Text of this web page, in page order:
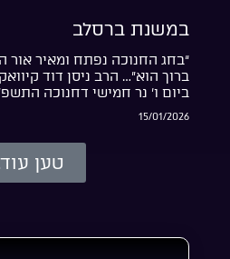
במשנת ברסלב
“בחג החנוכה נפתח ומאיר
ברוך הוא”… הרב ניסן דוד
ביום ו’ נר חמישי דחנוכה
15/01/2026
טען